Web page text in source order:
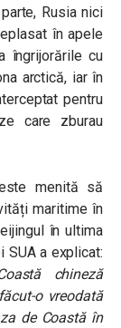
Rusia nici
în apele
îngrijorările cu
arctică, iar în
pentru
care zburau
menită să
maritime în
în ultima
SUA a explicat:
chineză
o vreodată
de Coastă în